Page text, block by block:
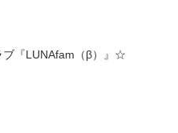
『LUNAfam（β）』☆